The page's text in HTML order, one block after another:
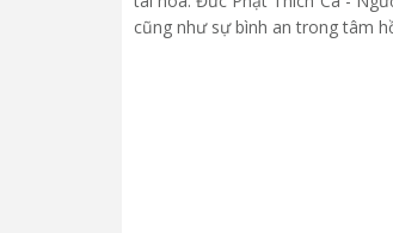
cũng như sự bình an trong tâm